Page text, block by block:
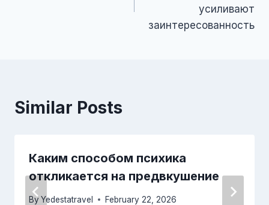
усиливают
заинтересованность
Similar Posts
Каким способом психика
откликается на предвкушение
By Yedestatravel February 22, 2026